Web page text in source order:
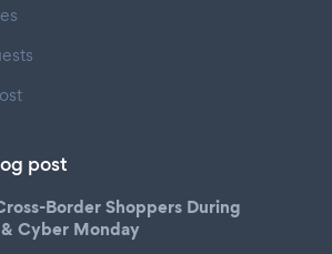
post
Border Shoppers During
Cyber Monday